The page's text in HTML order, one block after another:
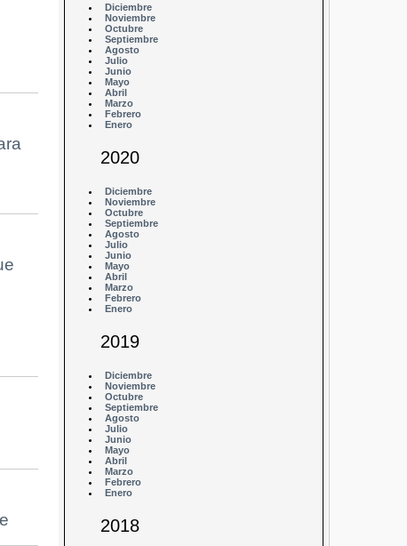
Diciembre
Noviembre
Octubre
Septiembre
Agosto
Julio
Junio
Mayo
Abril
Marzo
Febrero
Enero
2020
Diciembre
Noviembre
Octubre
Septiembre
Agosto
Julio
Junio
Mayo
Abril
Marzo
Febrero
Enero
2019
Diciembre
Noviembre
Octubre
Septiembre
Agosto
Julio
Junio
Mayo
Abril
Marzo
Febrero
Enero
2018